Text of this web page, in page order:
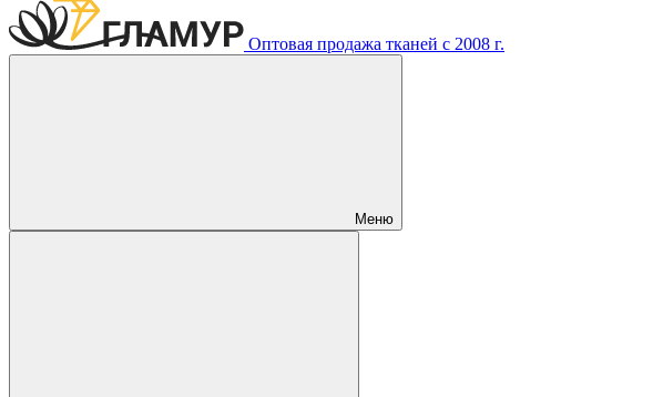
Оптовая продажа тканей с 2008 г.
Меню